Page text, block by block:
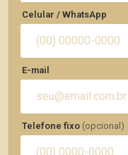
Celular / WhatsApp
E-mail
Telefone fixo (opcional)